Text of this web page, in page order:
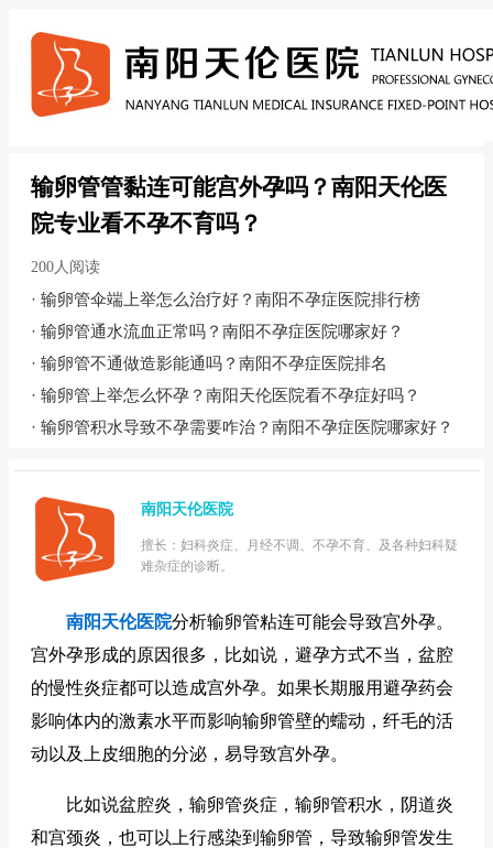
输卵管管黏连可能宫外孕吗？南阳天伦医
院专业看不孕不育吗？
200人阅读
· 输卵管伞端上举怎么治疗好？南阳不孕症医院排行榜
· 输卵管通水流血正常吗？南阳不孕症医院哪家好？
· 输卵管不通做造影能通吗？南阳不孕症医院排名
· 输卵管上举怎么怀孕？南阳天伦医院看不孕症好吗？
· 输卵管积水导致不孕需要咋治？南阳不孕症医院哪家好？
南阳天伦医院
擅长：妇科炎症、月经不调、不孕不育、及各种妇科疑
难杂症的诊断。
南阳天伦医院分析输卵管粘连可能会导致宫外孕。
宫外孕形成的原因很多，比如说，避孕方式不当，盆腔
的慢性炎症都可以造成宫外孕。如果长期服用避孕药会
影响体内的激素水平而影响输卵管壁的蠕动，纤毛的活
动以及上皮细胞的分泌，易导致宫外孕。
比如说盆腔炎，输卵管炎症，输卵管积水，阴道炎
和宫颈炎，也可以上行感染到输卵管，导致输卵管发生